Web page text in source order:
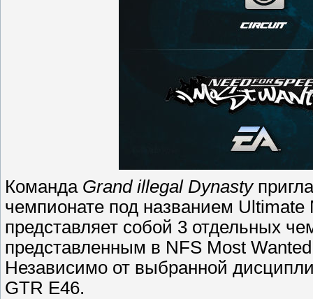
Команда Grand illegal Dynasty
чемпионате под названием
представляет собой 3 отдельных
представленным в NFS Most
Независимо от выбранной
GTR E46.